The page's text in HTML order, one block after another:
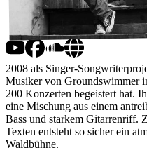
2008 als Singer-
Musiker von Groundswimmer
200 Konzerten begeistert hat.
eine Mischung aus einem
Bass und starkem Gitarrenriff.
Texten entsteht so sicher ein
Waldbühne.